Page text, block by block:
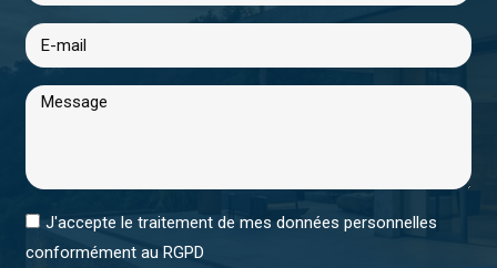
J'accepte le traitement de mes données personnelles
conformément au RGPD